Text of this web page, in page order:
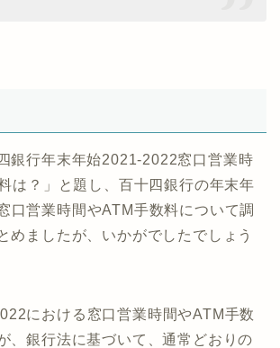
銀行年末年始2021-2022窓口営業時
は？」と題し、百十四銀行の年末年
口営業時間やATM手数料について調
めましたが、いかがでしたでしょう
における窓口営業時間やATM手数
、銀行法に基づいて、通常どおりの